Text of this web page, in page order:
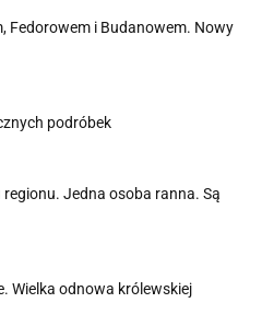
Fedorowem i Budanowem. Nowy
podróbek
Jedna osoba ranna. Są
Wielka odnowa królewskiej